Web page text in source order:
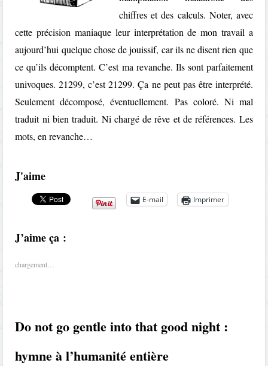
chiffres et des calculs. Noter, avec
cette précision maniaque leur interprétation de mon travail a
aujourd’hui quelque chose de jouissif, car ils ne disent rien que
ce qu’ils décomptent. C’est ma revanche. Ils sont parfaitement
univoques. 21299, c’est 21299. Ça ne peut pas être interprété.
Seulement décomposé, éventuellement. Pas coloré. Ni mal
traduit ni bien traduit. Ni chargé de rêve et de références. Les
mots, en revanche…
J'aime
E-mail Imprimer
J’aime ça :
chargement…
Do not go gentle into that good night :
hymne à l’humanité entière